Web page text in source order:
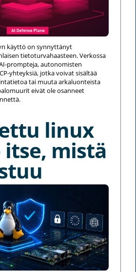
käyttö on synnyttänyt
tietoturvahaasteen. Verkossa
prompteja, autonomisten
yhteyksiä, jotka voivat sisältää
tai muuta arkaluonteista
eivät ole osanneet
linux
mistä